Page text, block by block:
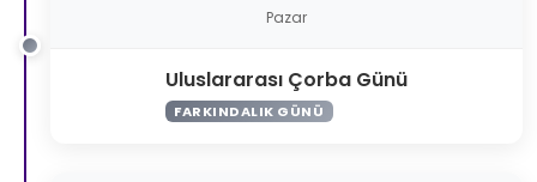
Pazar
Uluslararası Çorba Günü
FARKINDALIK GÜNÜ